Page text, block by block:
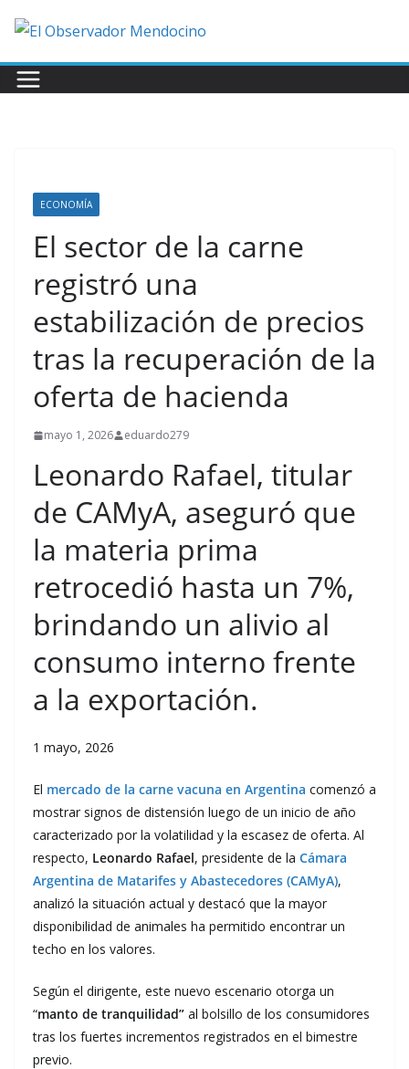
contenido
ECONOMÍA
El sector de la carne
registró una
estabilización de precios
tras la recuperación de la
oferta de hacienda
mayo 1, 2026 eduardo279
Leonardo Rafael, titular
de CAMyA, aseguró que
la materia prima
retrocedió hasta un 7%,
brindando un alivio al
consumo interno frente
a la exportación.
1 mayo, 2026
El mercado de la carne vacuna en Argentina comenzó a
mostrar signos de distensión luego de un inicio de año
caracterizado por la volatilidad y la escasez de oferta. Al
respecto, Leonardo Rafael, presidente de la Cámara
Argentina de Matarifes y Abastecedores (CAMyA),
analizó la situación actual y destacó que la mayor
disponibilidad de animales ha permitido encontrar un
techo en los valores.
Según el dirigente, este nuevo escenario otorga un
“manto de tranquilidad” al bolsillo de los consumidores
tras los fuertes incrementos registrados en el bimestre
previo.